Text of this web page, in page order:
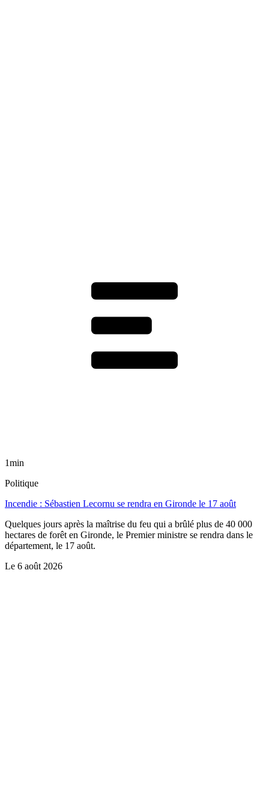
1min
Politique
Incendie : Sébastien Lecornu se rendra en Gironde le 17 août
Quelques jours après la maîtrise du feu qui a brûlé plus de 40 000
hectares de forêt en Gironde, le Premier ministre se rendra dans le
département, le 17 août.
Le 6 août 2026